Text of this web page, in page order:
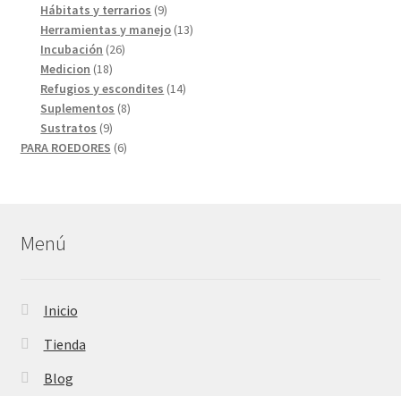
Hábitats y terrarios 99
productos
Herramientas y manejo 1313
Incubación 2626
Medicion 1818
productos
Refugios y escondites 1414
Suplementos 88
Sustratos 99
productos
PARA ROEDORES 66
Menú
Inicio
Tienda
Blog